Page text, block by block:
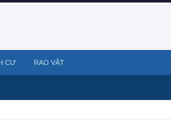
CƯ RAO VẶT